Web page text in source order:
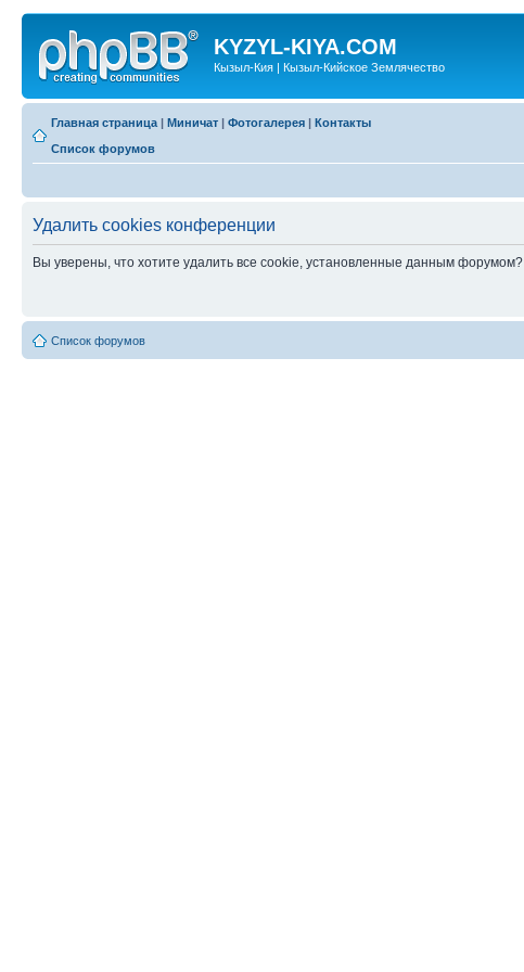
KYZYL-KIYA.COM
Кызыл-Кия | Кызыл-Кийское Землячество
Главная страница | Миничат | Фотогалерея | Контакты
Список форумов
Удалить cookies конференции
Вы уверены, что хотите удалить все cookie, установленные данным форумом?
Список форумов